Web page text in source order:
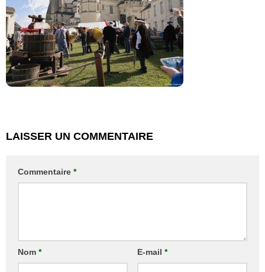
LAISSER UN COMMENTAIRE
Commentaire *
Nom * E-mail *